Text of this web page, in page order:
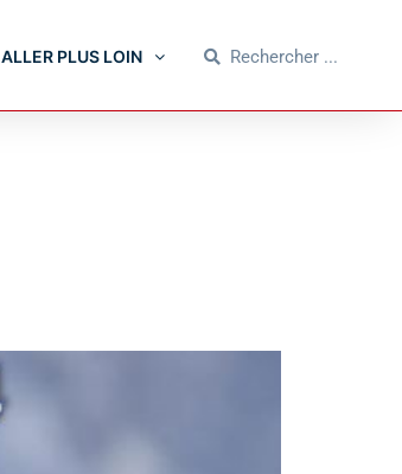
ALLER PLUS LOIN